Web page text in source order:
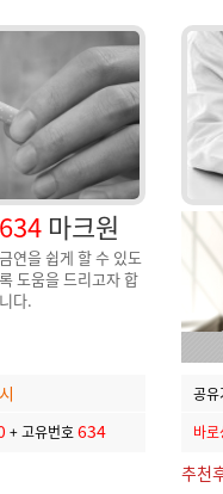
634 마크원
금연을 쉽게 할 수 있도
록 도움을 드리고자 합
니다.
+고유번호 634
공유
바
추천